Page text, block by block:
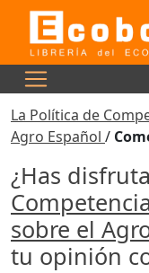
La Política de
Agro Español /
¿Has
sobre el
tu opinión